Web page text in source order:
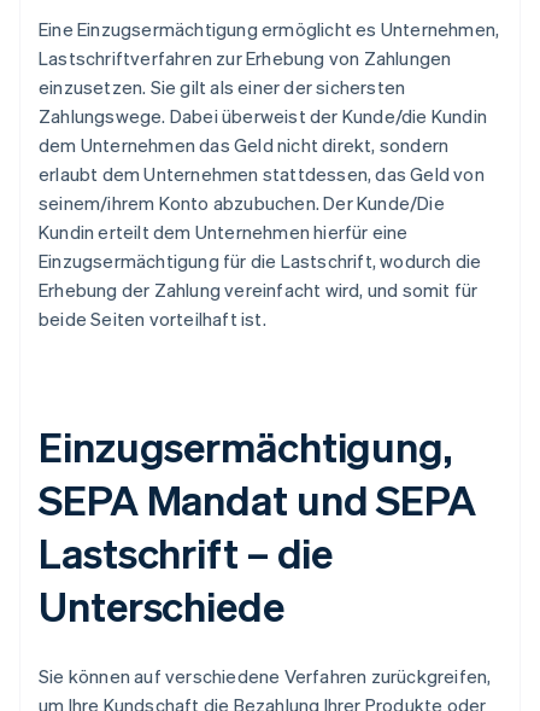
Eine Einzugsermächtigung ermöglicht es Unternehmen,
Lastschriftverfahren zur Erhebung von Zahlungen
einzusetzen. Sie gilt als einer der sichersten
Zahlungswege. Dabei überweist der Kunde/die Kundin
dem Unternehmen das Geld nicht direkt, sondern
erlaubt dem Unternehmen stattdessen, das Geld von
seinem/ihrem Konto abzubuchen. Der Kunde/Die
Kundin erteilt dem Unternehmen hierfür eine
Einzugsermächtigung für die Lastschrift, wodurch die
Erhebung der Zahlung vereinfacht wird, und somit für
beide Seiten vorteilhaft ist.
Einzugsermächtigung,
SEPA Mandat und SEPA
Lastschrift – die
Unterschiede
Sie können auf verschiedene Verfahren zurückgreifen,
um Ihre Kundschaft die Bezahlung Ihrer Produkte oder